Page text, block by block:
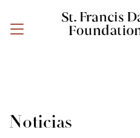
MENU
Noticias